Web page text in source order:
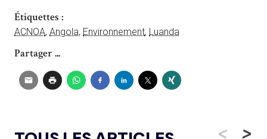
Étiquettes :
ACNOA, Angola, Environnement, Luanda
Partager ...
< >